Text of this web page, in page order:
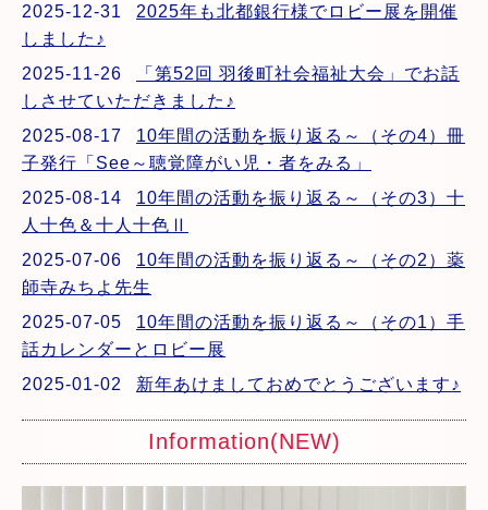
2025-12-31 2025年も北都銀行様でロビー展を開催
しました♪
2025-11-26 「第52回 羽後町社会福祉大会」でお話
しさせていただきました♪
2025-08-17 10年間の活動を振り返る～（その4）冊
子発行「See～聴覚障がい児・者をみる」
2025-08-14 10年間の活動を振り返る～（その3）十
人十色＆十人十色Ⅱ
2025-07-06 10年間の活動を振り返る～（その2）薬
師寺みちよ先生
2025-07-05 10年間の活動を振り返る～（その1）手
話カレンダーとロビー展
2025-01-02 新年あけましておめでとうございます♪
Information(NEW)